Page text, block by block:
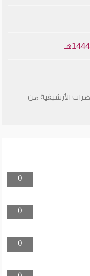
الأرشيفية من
0
0
0